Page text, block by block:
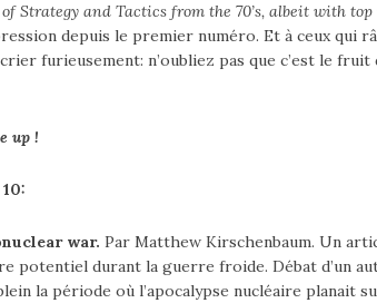
Strategy and Tactics from the 70’s, albeit with
depuis le premier numéro. Et à ceux qui
furieusement: n’oubliez pas que c’est le fruit
up !
war. Par Matthew Kirschenbaum. Un
potentiel durant la guerre froide. Débat d’un
la période où l’apocalypse nucléaire planait